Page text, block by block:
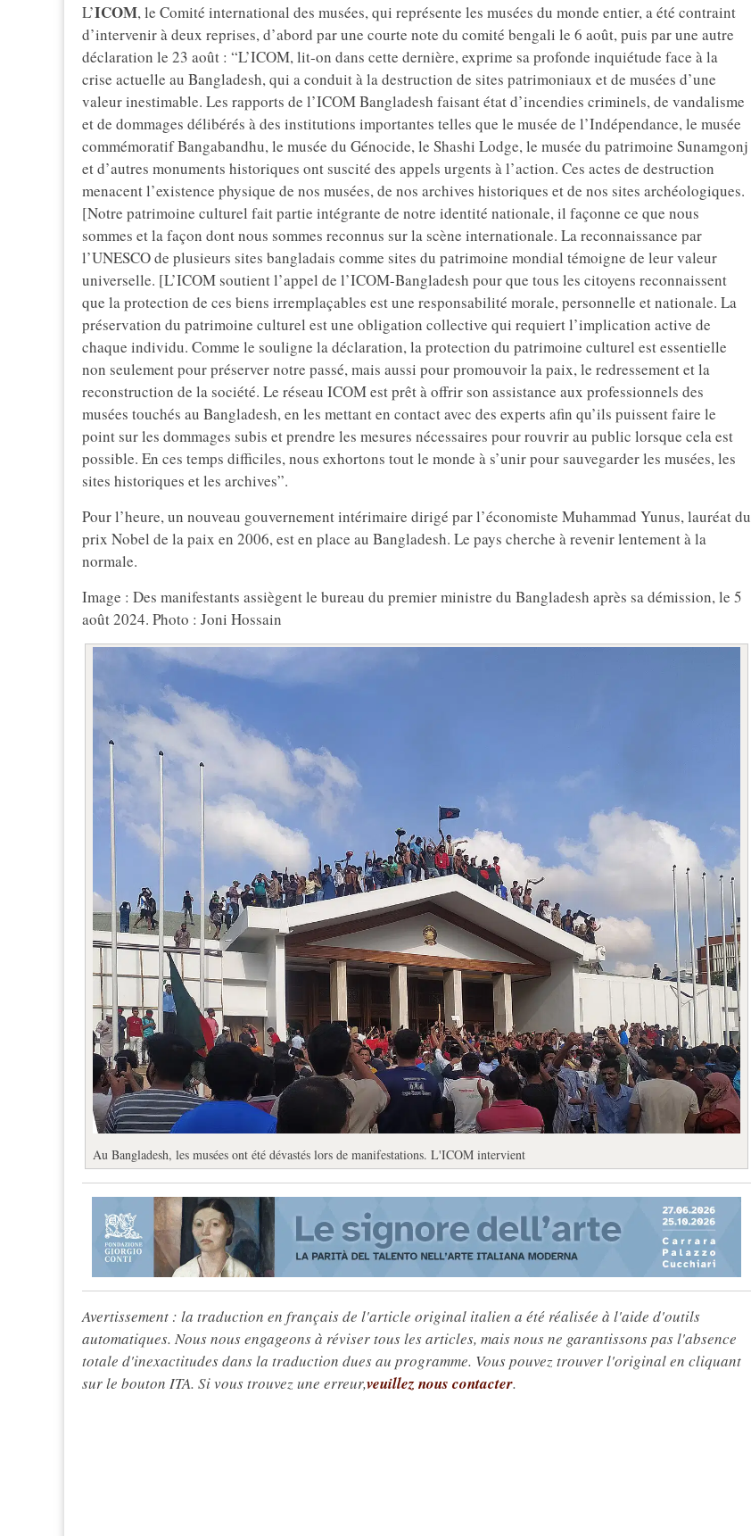
L’ICOM, le Comité international des musées, qui représente les musées du monde entier, a été contraint
d’intervenir à deux reprises, d’abord par une courte note du comité bengali le 6 août, puis par une autre
déclaration le 23 août : “L’ICOM, lit-on dans cette dernière, exprime sa profonde inquiétude face à la
crise actuelle au Bangladesh, qui a conduit à la destruction de sites patrimoniaux et de musées d’une
valeur inestimable. Les rapports de l’ICOM Bangladesh faisant état d’incendies criminels, de vandalisme
et de dommages délibérés à des institutions importantes telles que le musée de l’Indépendance, le musée
commémoratif Bangabandhu, le musée du Génocide, le Shashi Lodge, le musée du patrimoine Sunamgonj
et d’autres monuments historiques ont suscité des appels urgents à l’action. Ces actes de destruction
menacent l’existence physique de nos musées, de nos archives historiques et de nos sites archéologiques.
[Notre patrimoine culturel fait partie intégrante de notre identité nationale, il façonne ce que nous
sommes et la façon dont nous sommes reconnus sur la scène internationale. La reconnaissance par
l’UNESCO de plusieurs sites bangladais comme sites du patrimoine mondial témoigne de leur valeur
universelle. [L’ICOM soutient l’appel de l’ICOM-Bangladesh pour que tous les citoyens reconnaissent
que la protection de ces biens irremplaçables est une responsabilité morale, personnelle et nationale. La
préservation du patrimoine culturel est une obligation collective qui requiert l’implication active de
chaque individu. Comme le souligne la déclaration, la protection du patrimoine culturel est essentielle
non seulement pour préserver notre passé, mais aussi pour promouvoir la paix, le redressement et la
reconstruction de la société. Le réseau ICOM est prêt à offrir son assistance aux professionnels des
musées touchés au Bangladesh, en les mettant en contact avec des experts afin qu’ils puissent faire le
point sur les dommages subis et prendre les mesures nécessaires pour rouvrir au public lorsque cela est
possible. En ces temps difficiles, nous exhortons tout le monde à s’unir pour sauvegarder les musées, les
sites historiques et les archives”.
Pour l’heure, un nouveau gouvernement intérimaire dirigé par l’économiste Muhammad Yunus, lauréat du
prix Nobel de la paix en 2006, est en place au Bangladesh. Le pays cherche à revenir lentement à la
normale.
Image : Des manifestants assiègent le bureau du premier ministre du Bangladesh après sa démission, le 5
août 2024. Photo : Joni Hossain
Au Bangladesh, les musées ont été dévastés lors de manifestations. L'ICOM intervient
Avertissement : la traduction en français de l'article original italien a été réalisée à l'aide d'outils
automatiques. Nous nous engageons à réviser tous les articles, mais nous ne garantissons pas l'absence
totale d'inexactitudes dans la traduction dues au programme. Vous pouvez trouver l'original en cliquant
sur le bouton ITA. Si vous trouvez une erreur,veuillez nous contacter.